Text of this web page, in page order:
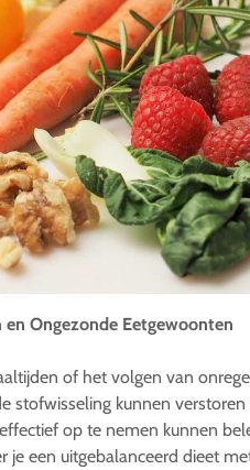
Ongezonde Eetgewoonten
of het volgen van
stofwisseling kunnen
op te nemen kunnen
je een uitgebalanceerd dieet